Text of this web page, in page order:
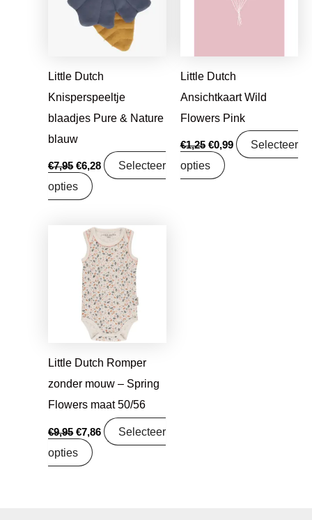
Little Dutch
Knisperspeeltje
blaadjes Pure & Nature
blauw
€7,95 €6,28
Selecteer
opties
Little Dutch
Ansichtkaart Wild
Flowers Pink
€1,25 €0,99
Selecteer
opties
Little Dutch Romper
zonder mouw – Spring
Flowers maat 50/56
€9,95
Oorspronkelijke
prijs
was:
€9,95.
€7,86
Huidige
prijs
is:
€7,86.
Selecteer
opties